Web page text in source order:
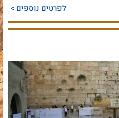
לפרטים נוספים >